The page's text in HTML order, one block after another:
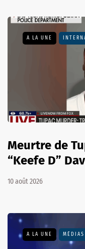
A LA UNE
Meurtre de
“Keefe D”
10 août 2026
A LA UNE MÉDIAS